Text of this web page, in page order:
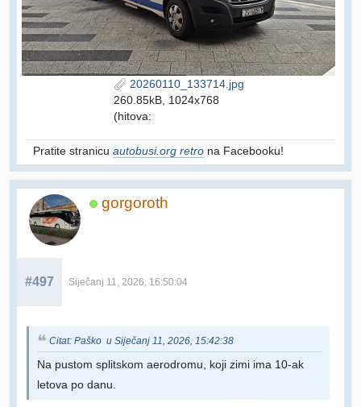
20260110_133714.jpg
260.85kB, 1024x768
(hitova:
Pratite stranicu autobusi.org retro na Facebooku!
gorgoroth
#497 Siječanj 11, 2026, 16:50:04
Citat: Paško u Siječanj 11, 2026, 15:42:38
Na pustom splitskom aerodromu, koji zimi ima 10-ak
letova po danu.